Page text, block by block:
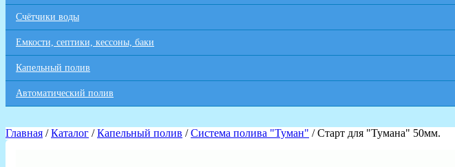
Счётчики воды
Емкости, септики, кессоны, баки
Капельный полив
Автоматический полив
Главная /Каталог /Капельный полив /Система полива "Туман" / Старт для "Тумана" 50мм.